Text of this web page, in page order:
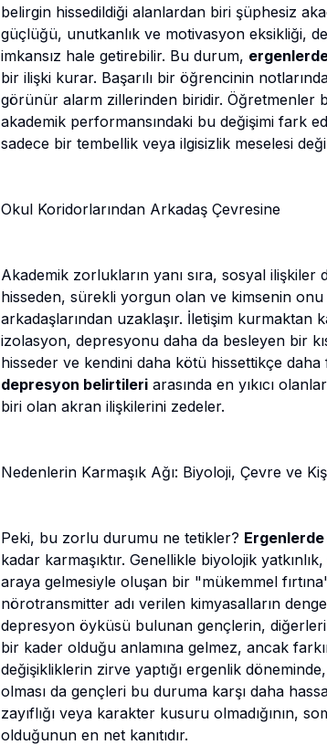
belirgin hissedildiği alanlardan biri şüphesiz
güçlüğü, unutkanlık ve motivasyon eksikliği,
imkansız hale getirebilir. Bu durum,
bir ilişki kurar. Başarılı bir öğrencinin
görünür alarm zillerinden biridir. Öğretmenler
akademik performansındaki bu değişimi fark
sadece bir tembellik veya ilgisizlik meselesi
Okul Koridorlarından Arkadaş Çevresine
Akademik zorlukların yanı sıra, sosyal
hisseden, sürekli yorgun olan ve kimsenin
arkadaşlarından uzaklaşır. İletişim kurmaktan
izolasyon, depresyonu daha da besleyen bir
hisseder ve kendini daha kötü hissettikçe
depresyon belirtileri arasında en yıkıcı
biri olan akran ilişkilerini zedeler.
Nedenlerin Karmaşık Ağı: Biyoloji, Çevre ve
Peki, bu zorlu durumu ne tetikler?
kadar karmaşıktır. Genellikle biyolojik
araya gelmesiyle oluşan bir "mükemmel
nörotransmitter adı verilen kimyasalların
depresyon öyküsü bulunan gençlerin,
bir kader olduğu anlamına gelmez, ancak
değişikliklerin zirve yaptığı ergenlik
olması da gençleri bu duruma karşı daha
zayıflığı veya karakter kusuru olmadığının,
olduğunun en net kanıtıdır.